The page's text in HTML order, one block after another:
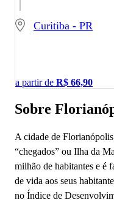
Curitiba - PR
a partir de R$ 66,90
Sobre
A cidade de
“chegados” ou Ilha da
milhão de habitantes e é
de vida aos seus
no Índice de